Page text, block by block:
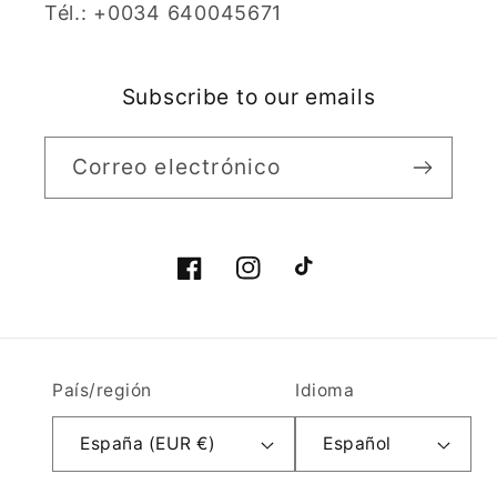
Tél.: +0034 640045671
Subscribe to our emails
Correo electrónico
FacebookInstagramTikTok
País/región
España (EUR €)
Idioma
Español